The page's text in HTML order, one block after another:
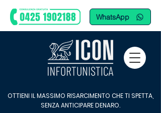
WhatsApp
OTTIENI IL MASSIMO RISARCIMENTO CHE TI SPETTA,
SENZA ANTICIPARE DENARO.